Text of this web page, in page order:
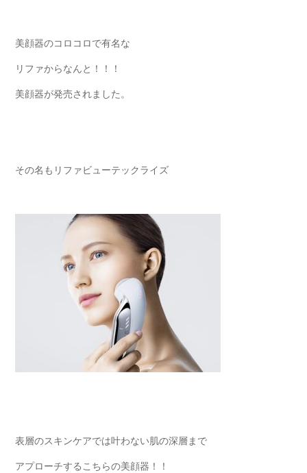
美顔器のコロコロで有名な
リファからなんと！！！
美顔器が発売されました。
その名もリファビューテックライズ
表層のスキンケアでは叶わない肌の深層まで
アプローチするこちらの美顔器！！